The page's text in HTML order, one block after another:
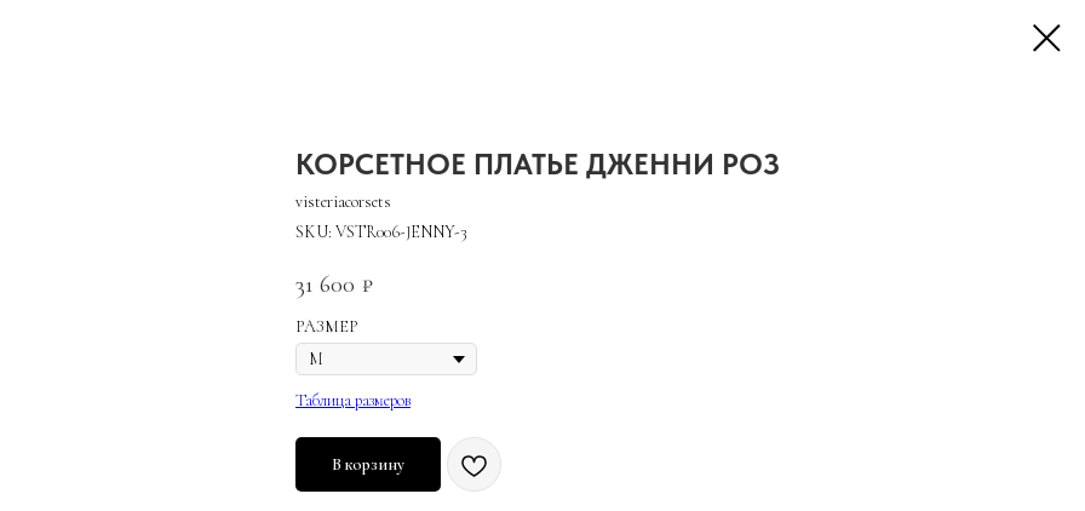
КОРСЕТНОЕ ПЛАТЬЕ ДЖЕННИ РОЗ
visteriacorsets
SKU: VSTR006-JENNY-3
31 600 ₽
РАЗМЕР
Таблица размеров
В корзину